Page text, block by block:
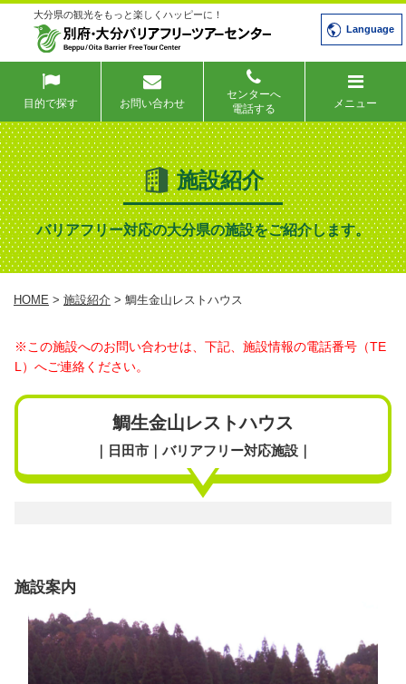
大分県の観光をもっと楽しくハッピーに！
Language
目的で探す お問い合わせ
センターへ
電話する
メニュー
施設紹介
バリアフリー対応の大分県の施設をご紹介します。
HOME > 施設紹介 > 鯛生金山レストハウス
※この施設へのお問い合わせは、下記、施設情報の電話番号（TE
L）へご連絡ください。
鯛生金山レストハウス
｜日田市｜バリアフリー対応施設｜
施設案内